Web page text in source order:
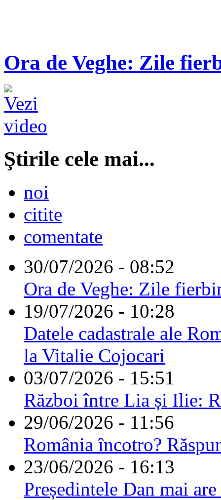
Ora de Veghe: Zile
Ştirile cele mai...
noi
citite
comentate
30/07/2026 - 08:52
Ora de Veghe: Zile
19/07/2026 - 10:28
Datele cadastrale ale
la Vitalie Cojocari
03/07/2026 - 15:51
Război între Lia și Ilie:
29/06/2026 - 11:56
România încotro?
23/06/2026 - 16:13
Președintele Dan mai